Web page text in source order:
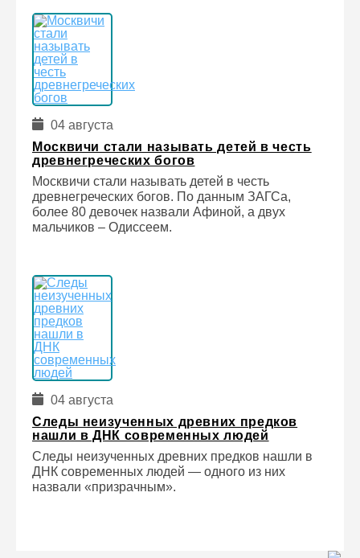
04 августа
Москвичи стали называть детей в честь
древнегреческих богов
Москвичи стали называть детей в честь
древнегреческих богов. По данным ЗАГСа,
более 80 девочек назвали Афиной, а двух
мальчиков – Одиссеем.
04 августа
Следы неизученных древних предков
нашли в ДНК современных людей
Следы неизученных древних предков нашли в
ДНК современных людей — одного из них
назвали «призрачным».